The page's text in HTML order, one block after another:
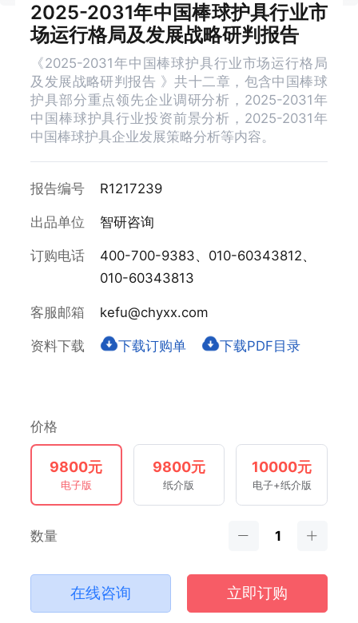
2025-2031年中国棒球护具行业市
场运行格局及发展战略研判报告
《2025-2031年中国棒球护具行业市场运行格局
及发展战略研判报告 》共十二章，包含中国棒球
护具部分重点领先企业调研分析，2025-2031年
中国棒球护具行业投资前景分析，2025-2031年
中国棒球护具企业发展策略分析等内容。
报告编号 R1217239
出品单位 智研咨询
订购电话
400-700-9383、010-60343812、
010-60343813
客服邮箱 kefu@chyxx.com
资料下载 下载订购单 下载PDF目录
价格
9800元
电子版
9800元
纸介版
10000元
电子+纸介版
数量
在线咨询 立即订购